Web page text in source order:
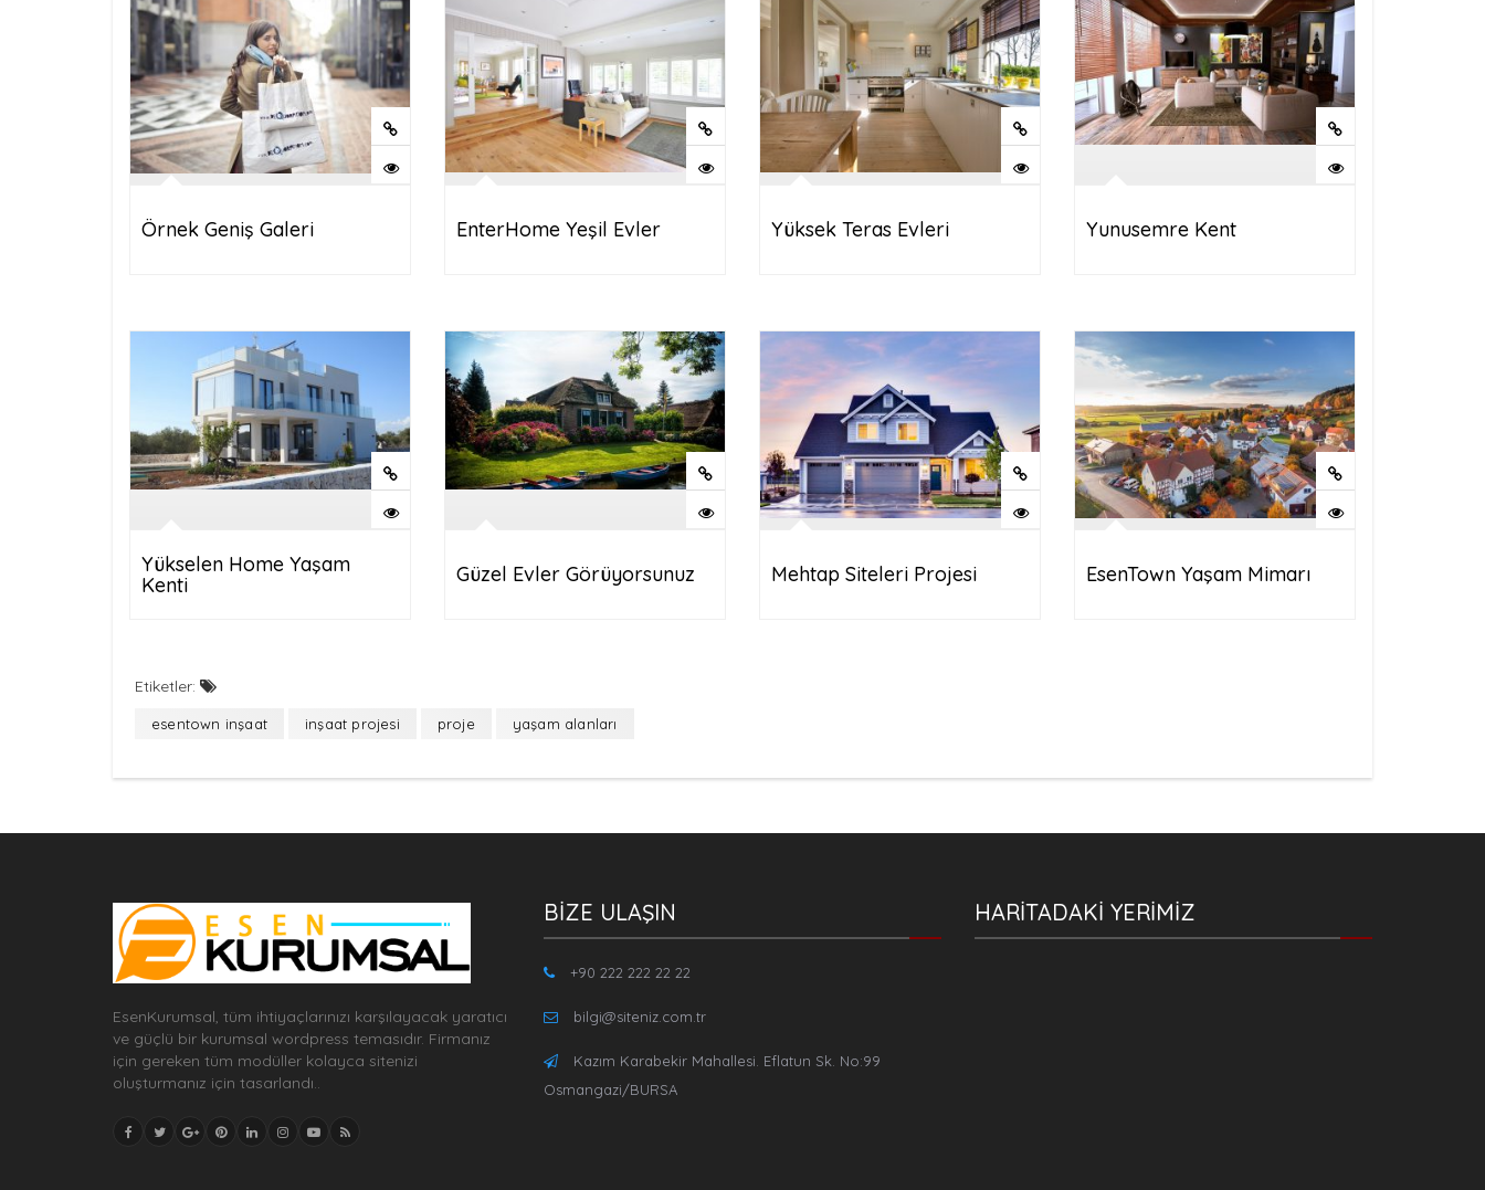
Örnek Geniş Galeri EnterHome Yeşil Evler Yüksek Teras Evleri Yunusemre Kent
Yükselen Home Yaşam
Kenti
Güzel Evler Görüyorsunuz Mehtap Siteleri Projesi EsenTown Yaşam Mimarı
Etiketler:
esentown inşaat inşaat projesi proje yaşam alanları
EsenKurumsal, tüm ihtiyaçlarınızı karşılayacak yaratıcı
ve güçlü bir kurumsal wordpress temasıdır. Firmanız
için gereken tüm modüller kolayca sitenizi
oluşturmanız için tasarlandı..
BİZE ULAŞIN
+90 222 222 22 22
bilgi@siteniz.com.tr
Kazım Karabekir Mahallesi. Eflatun Sk. No:99
Osmangazi/BURSA
HARİTADAKİ YERİMİZ